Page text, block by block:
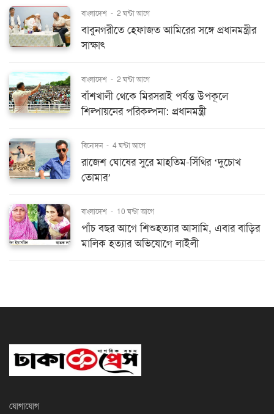
বাংলাদেশ - 2 ঘন্টা আগে
বাবুনগরীতে হেফাজত আমিরের সঙ্গে প্রধানমন্ত্রীর
সাক্ষাৎ
বাংলাদেশ - 2 ঘন্টা আগে
বাঁশখালী থেকে মিরসরাই পর্যন্ত উপকূলে
শিল্পায়নের পরিকল্পনা: প্রধানমন্ত্রী
বিনোদন - 4 ঘন্টা আগে
রাজেশ ঘোষের সুরে মাহতিম-সিঁথির ‘দুচোখ
তোমার’
বাংলাদেশ - 10 ঘন্টা আগে
পাঁচ বছর আগে শিশুহত্যার আসামি, এবার বাড়ির
মালিক হত্যার অভিযোগে লাইলী
যোগাযোগ